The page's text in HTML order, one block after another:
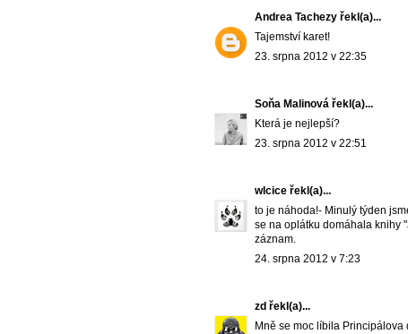
Andrea Tachezy řekl(a)...
Tajemství karet!
23. srpna 2012 v 22:35
Soňa Malinová řekl(a)...
Která je nejlepší?
23. srpna 2012 v 22:51
wlcice řekl(a)...
to je náhoda!- Minulý týden
se na oplátku domáhala knihy
záznam.
24. srpna 2012 v 7:23
zd řekl(a)...
Mně se moc líbila